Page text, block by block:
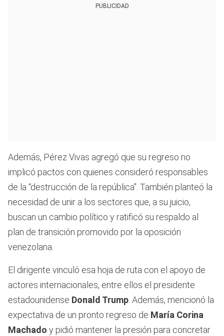
PUBLICIDAD
Además, Pérez Vivas agregó que su regreso no
implicó pactos con quienes consideró responsables
de la “destrucción de la república”. También planteó la
necesidad de unir a los sectores que, a su juicio,
buscan un cambio político y ratificó su respaldo al
plan de transición promovido por la oposición
venezolana.
El dirigente vinculó esa hoja de ruta con el apoyo de
actores internacionales, entre ellos el presidente
estadounidense Donald Trump. Además, mencionó la
expectativa de un pronto regreso de María Corina
Machado y pidió mantener la presión para concretar